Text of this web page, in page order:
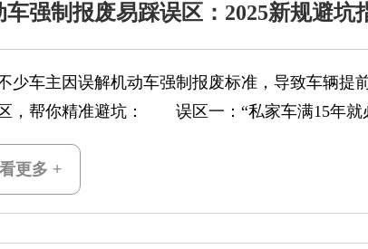
车强制报废易踩误区：2025新规避坑
车主因误解机动车强制报废标准，导致车辆提
，帮你精准避坑： 误区一：“私家车满15年就
更多 +